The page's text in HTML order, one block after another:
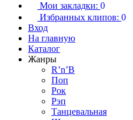
Мои закладки: 0
Избранных клипов: 0
Вход
На главную
Каталог
Жанры
R’n’B
Поп
Рок
Рэп
Танцевальная